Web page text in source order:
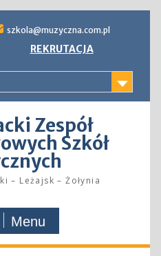
szkola@muzyczna.com.pl
REKRUTACJA
Zespół
Szkół
– Leżajsk – Żołynia
Menu